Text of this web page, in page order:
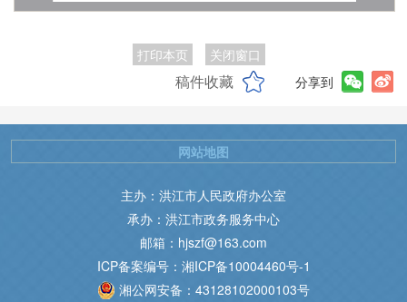
打印本页 关闭窗口
稿件收藏 分享到
主办：洪江市人民政府办公室
承办：洪江市政务服务中心
邮箱：hjszf@163.com
ICP备案编号：湘ICP备10004460号-1
湘公网安备：43128102000103号
网站地图